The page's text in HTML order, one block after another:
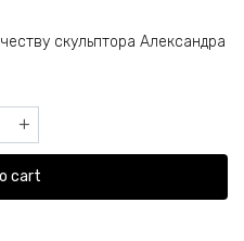
скульптора Александра
cart